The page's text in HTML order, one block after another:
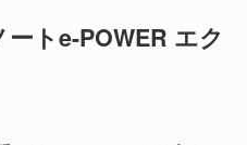
トe-POWER エク